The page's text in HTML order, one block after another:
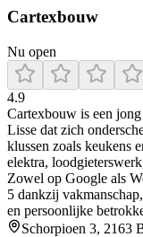
Cartexbouw
Nu open
4.9
Cartexbouw is een
Lisse dat zich
klussen zoals keukens
elektra,
Zowel op Google als
5 dankzij
en persoonlijke
Schorpioen 3, 2163